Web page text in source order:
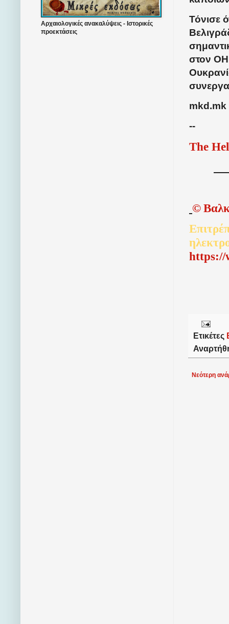
Τόνισε
στον
mkd.mk
--
The
©
https://
Ετικέτες
Νεότερη
Αρχαιολογικές ανακαλύψεις - Ιστορικές
προεκτάσεις